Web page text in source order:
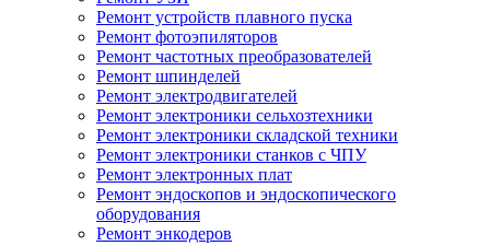
Ремонт устройств плавного пуска
Ремонт фотоэпиляторов
Ремонт частотных преобразователей
Ремонт шпинделей
Ремонт электродвигателей
Ремонт электроники сельхозтехники
Ремонт электроники складской техники
Ремонт электроники станков с ЧПУ
Ремонт электронных плат
Ремонт эндоскопов и эндоскопического
оборудования
Ремонт энкодеров